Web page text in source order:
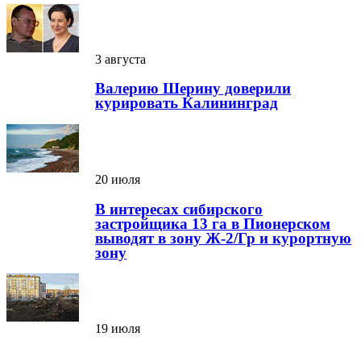
3 августа
Валерию Шерину доверили
курировать Калининград
20 июля
В интересах сибирского
застройщика 13 га в Пионерском
выводят в зону Ж-2/Гр и курортную
зону
19 июля